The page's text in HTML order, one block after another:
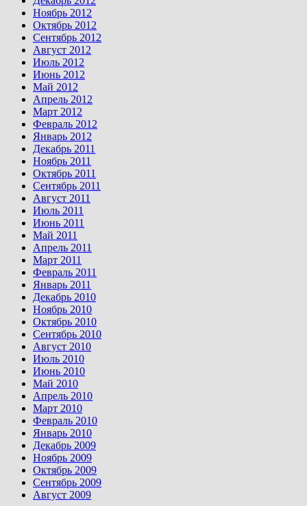
Ноябрь 2012
Октябрь 2012
Сентябрь 2012
Август 2012
Июль 2012
Июнь 2012
Май 2012
Апрель 2012
Март 2012
Февраль 2012
Январь 2012
Декабрь 2011
Ноябрь 2011
Октябрь 2011
Сентябрь 2011
Август 2011
Июль 2011
Июнь 2011
Май 2011
Апрель 2011
Март 2011
Февраль 2011
Январь 2011
Декабрь 2010
Ноябрь 2010
Октябрь 2010
Сентябрь 2010
Август 2010
Июль 2010
Июнь 2010
Май 2010
Апрель 2010
Март 2010
Февраль 2010
Январь 2010
Декабрь 2009
Ноябрь 2009
Октябрь 2009
Сентябрь 2009
Август 2009